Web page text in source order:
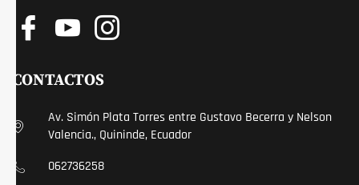
CONTACTOS
Av. Simón Plata Torres entre Gustavo Becerra y Nelson
Valencia., Quininde, Ecuador
062736258